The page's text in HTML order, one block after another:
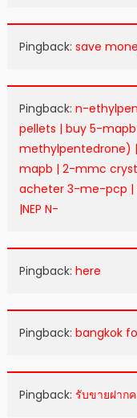
Pingback: save
Pingback: n-
pellets | buy 5-
methylpentedrone)
mapb | 2-mmc
acheter 3-me-pcp |
|NEP N-
Pingback: here
Pingback: bangkok
Pingback: รับขายฝาก